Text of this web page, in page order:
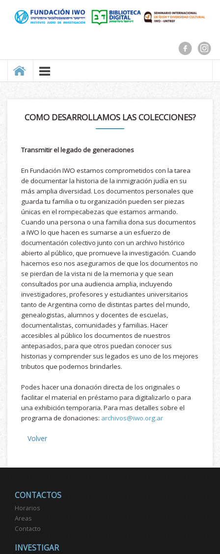
COMO DESARROLLAMOS LAS COLECCIONES?
Transmitir el legado de generaciones
En Fundación IWO estamos comprometidos con la tarea
de documentar la historia de la inmigración judía en su
más amplia diversidad. Los documentos personales que
guarda tu familia o tu organización pueden ser piezas
únicas en el rompecabezas que estamos armando.
Cuando una persona o una familia dona sus documentos
a IWO lo que hacen es sumarse a un esfuerzo de
documentación colectivo junto con un archivo histórico
abierto al público, que promueve la investigación. Cuando
hacemos eso nos aseguramos de que los documentos no
se pierdan de la vista ni de la memoria y que sean
consultados por una audiencia amplia, incluyendo
investigadores, profesores y estudiantes universitarios
tanto de Argentina como de distintas partes del mundo,
genealogistas, alumnos y docentes de escuelas,
documentalistas, comunidades y familias. Hacer
accesibles al público los documentos de nuestros
antepasados, para que otros puedan conocer sus
historias y comprender sus legados es uno de los mejores
tributos que podemos brindarles.
Podes hacer una donación directa de los originales o
facilitar el material en préstamo para digitalizarlo o para
una exhibición temporaria. Para mas detalles sobre el
programa de donaciones: archivos@iwo.org.ar
Volver
CONTACTOS
Horarios
Areas
Contacto
INVESTIGAR